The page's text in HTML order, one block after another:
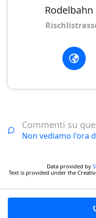
Commenti su
Non vediamo l'ora
Data provided by
Text is provided under the